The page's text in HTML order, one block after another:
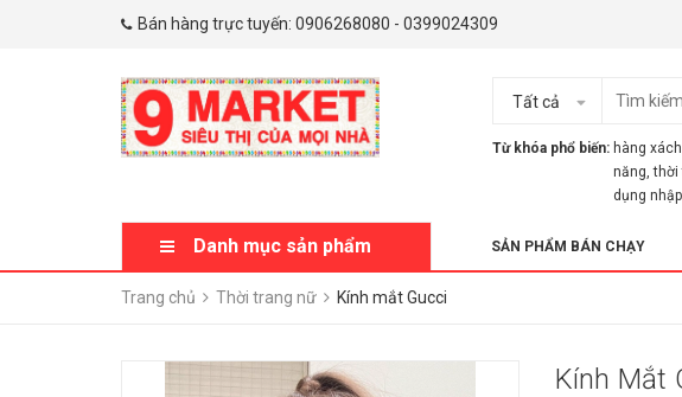
Bán hàng trực tuyến: 0906268080 - 0399024309
Tất cả
Từ khóa phổ biến: hàng
năng,thời
dụng
Danh mục sản phẩm SẢN PHẨM BÁN CHẠY
Trang chủ Thời trang nữ Kính mắt Gucci
Kính Mắt